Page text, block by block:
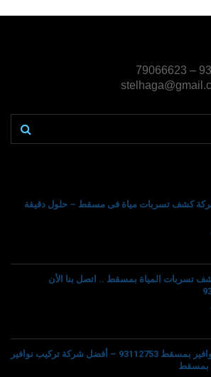
كشف تسربات مياة فى مسقط – حلول دقيقة
تسربات المياة بمسقط .. اتصل بنا الأن
تركيب نوافير بمسقط 93112753 – أفضل شركة تركيب نوافير
بمسقط